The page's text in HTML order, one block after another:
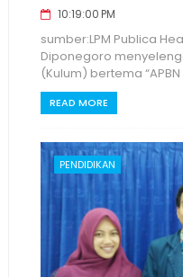
10:19:00 PM
sumber:LPM Publica
Diponegoro
(Kulum) bertema
READ MORE
PENDIDIKAN